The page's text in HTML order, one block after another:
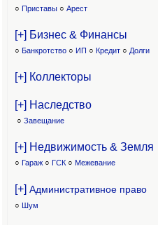
○ Приставы ○ Арест
[+] Бизнес & Финансы
○ Банкротство ○ ИП ○ Кредит ○ Долги
[+] Коллекторы
[+] Наследство
○ Завещание
[+] Недвижимость & Земля
○ Гараж ○ ГСК ○ Межевание
[+] Административное право
○ Шум